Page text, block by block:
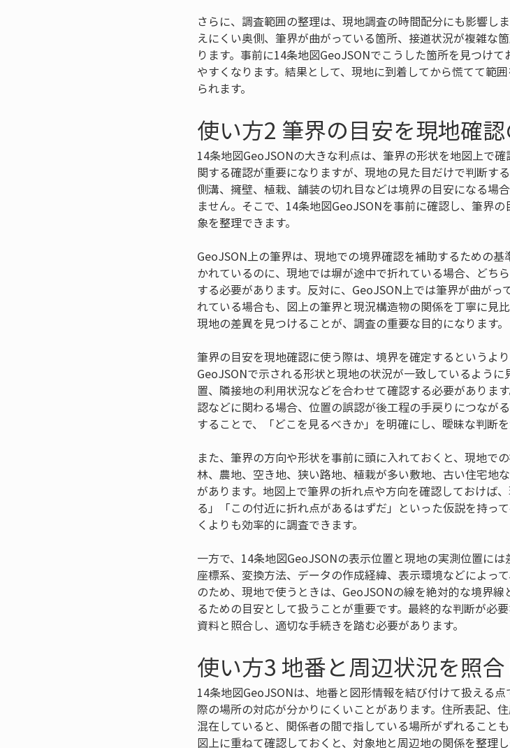
さらに、調査範囲の整理は、現地調査の時間配分にも影響し
えにくい奥側、筆界が曲がっている箇所、接道状況が複雑な
ります。事前に14条地図GeoJSONでこうした箇所を見つけ
やすくなります。結果として、現地に到着してから慌てて範
られます。
使い方2 筆界の目安を現地確
14条地図GeoJSONの大きな利点は、筆界の形状を地図上で
関する確認が重要になりますが、現地の見た目だけで判断す
側溝、擁壁、植栽、舗装の切れ目などは境界の目安になる場
ません。そこで、14条地図GeoJSONを事前に確認し、筆界
象を整理できます。
GeoJSON上の筆界は、現地での境界確認を補助するための
かれているのに、現地では塀が途中で折れている場合、どち
する必要があります。反対に、GeoJSON上では筆界が曲が
れている場合も、図上の筆界と現況構造物の関係を丁寧に見
現地の差異を見つけることが、調査の重要な目的になります。
筆界の目安を現地確認に使う際は、境界を確定するというよ
GeoJSONで示される形状と現地の状況が一致しているよう
置、隣接地の利用状況などを合わせて確認する必要がありま
認などに関わる場合、位置の誤認が後工程の手戻りにつなが
することで、「どこを見るべきか」を明確にし、曖昧な判断を
また、筆界の方向や形状を事前に頭に入れておくと、現地で
林、農地、空き地、狭い路地、植栽が多い敷地、古い住宅地
があります。地図上で筆界の折れ点や方向を確認しておけば
る」「この付近に折れ点があるはずだ」といった仮説を持っ
くよりも効率的に調査できます。
一方で、14条地図GeoJSONの表示位置と現地の実測位置には
座標系、変換方法、データの作成経緯、表示環境などによっ
のため、現地で使うときは、GeoJSONの線を絶対的な境界
るための目安として扱うことが重要です。最終的な判断が必
資料と照合し、適切な手続きを踏む必要があります。
使い方3 地番と周辺状況を照
14条地図GeoJSONは、地番と図形情報を結び付けて扱える
際の場所の対応が分かりにくいことがあります。住所表記、
混在していると、関係者の間で指している場所がずれること
図上に重ねて確認しておくと、対象地と周辺地の関係を整理し